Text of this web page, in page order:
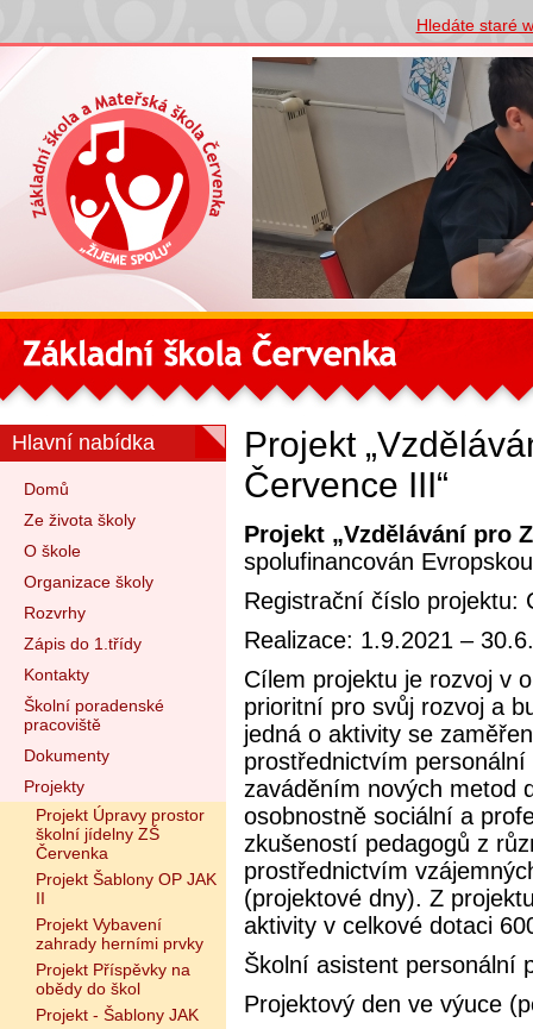
Hledáte staré
Hlavní nabídka
Domů
Ze života školy
O škole
Organizace školy
Rozvrhy
Zápis do 1.třídy
Kontakty
Školní poradenské
pracoviště
Dokumenty
Projekty
Projekt Úpravy prostor
školní jídelny ZŠ
Červenka
Projekt Šablony OP JAK
II
Projekt Vybavení
zahrady herními prvky
Projekt Příspěvky na
obědy do škol
Projekt - Šablony JAK
Projekt
Července III“
Projekt „Vzdělávání pro
spolufinancován
Registrační číslo projektu:
Realizace: 1.9.2021 –
Cílem projektu je rozvoj v
prioritní pro svůj rozvoj a
jedná o aktivity se
prostřednictvím
zaváděním nových metod
osobnostně sociální a
zkušeností pedagogů z
prostřednictvím
(projektové dny). Z
aktivity v celkové dotaci
Školní asistent personální
Projektový den ve výuce